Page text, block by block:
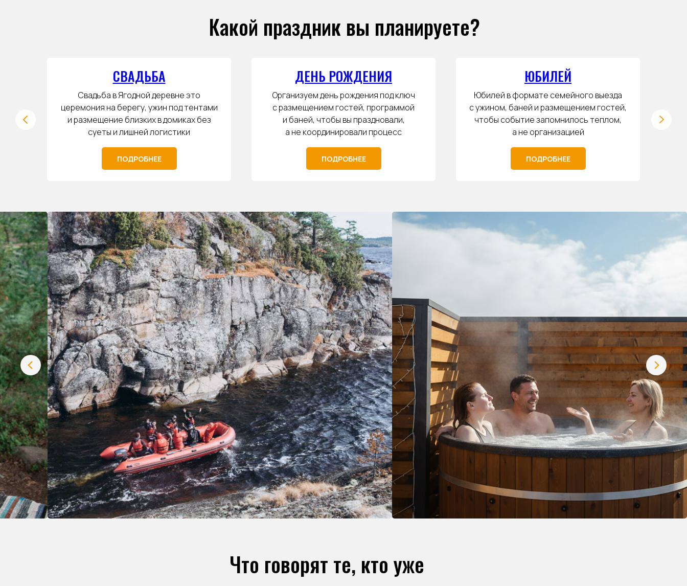
Какой праздник вы планируете?
СВАДЬБА
Свадьба в Ягодной деревне это
церемония на берегу, ужин под тентами
и размещение близких в домиках без
суеты и лишней логистики
ПОДРОБНЕЕ
ДЕНЬ РОЖДЕНИЯ
Организуем день рождения под ключ
с размещением гостей, программой
и баней, чтобы вы праздновали,
а не координировали процесс
ПОДРОБНЕЕ
ЮБИЛЕЙ
Юбилей в формате семейного выезда
с ужином, баней и размещением гостей,
чтобы событие запомнилось теплом,
а не организацией
ПОДРОБНЕЕ
Что говорят те, кто уже